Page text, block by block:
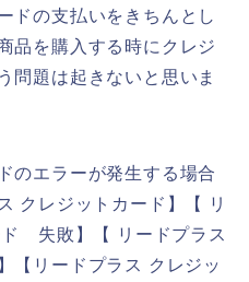
ドの支払いをきちんとし
品を購入する時にクレジ
問題は起きないと思いま
のエラーが発生する場合
クレジットカード】【 リ
失敗】【 リードプラス
リードプラス クレジッ